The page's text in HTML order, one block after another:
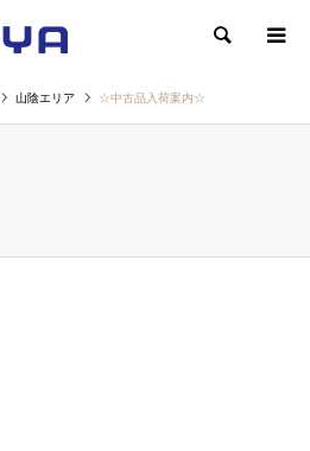
検索
山陰エリア ☆中古品入荷案内☆